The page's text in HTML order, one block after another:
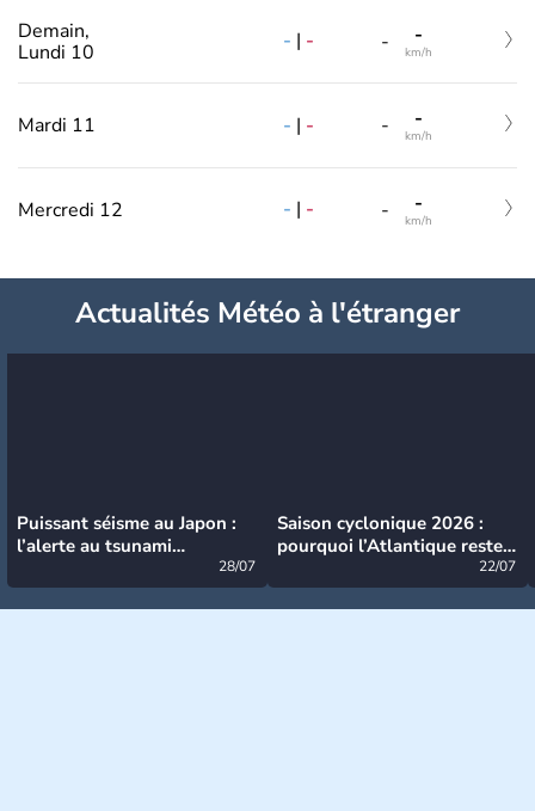
Demain,
Lundi 10
- | - - -
km/h
Mardi 11 - | - - -
km/h
Mercredi 12 - | - - -
km/h
Actualités Météo à l'étranger
Puissant séisme au Japon :
l’alerte au tsunami
28/07
Saison cyclonique 2026 :
pourquoi l’Atlantique reste
22/07